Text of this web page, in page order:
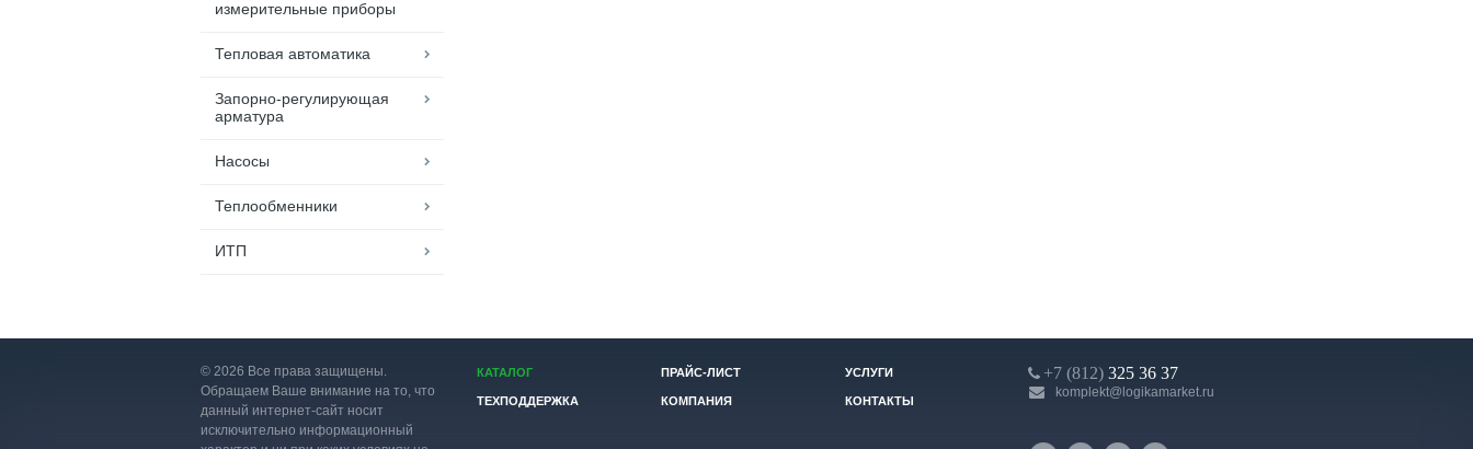
измерительные приборы
Тепловая автоматика
Запорно-регулирующая
арматура
Насосы
Теплообменники
ИТП
© 2026 Все права защищены.
Обращаем Ваше внимание на то, что
данный интернет-сайт носит
исключительно информационный
КАТАЛОГ ПРАЙС-ЛИСТ УСЛУГИ
ТЕХПОДДЕРЖКА КОМПАНИЯ КОНТАКТЫ
+7 (812) 325 36 37
komplekt@logikamarket.ru